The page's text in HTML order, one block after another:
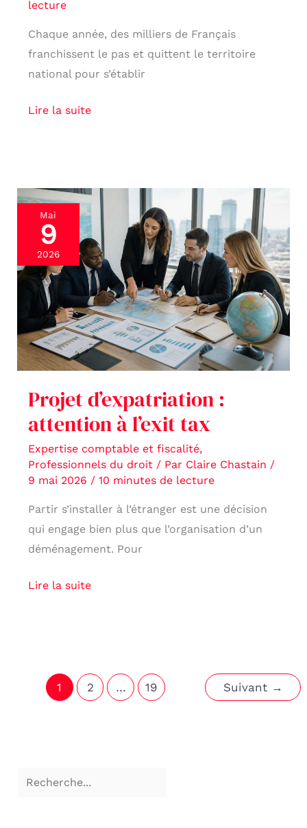
lecture
Chaque année, des milliers de Français
franchissent le pas et quittent le territoire
national pour s’établir
Lire la suite
Mai
9
2026
Projet d’expatriation :
attention à l’exit tax
Expertise comptable et fiscalité,
Professionnels du droit/ Par Claire Chastain /
9 mai 2026 / 10 minutes de lecture
Partir s’installer à l’étranger est une décision
qui engage bien plus que l’organisation d’un
déménagement. Pour
Projet
d’expatriation
attention
l’exit
tax
Lire la suite
1 2 … 19 Suivant →